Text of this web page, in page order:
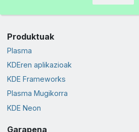
Produktuak
Plasma
KDEren aplikazioak
KDE Frameworks
Plasma Mugikorra
KDE Neon
Garapena